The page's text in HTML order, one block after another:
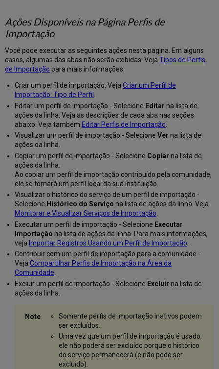
Físico
e/ou
Misto
Operações
de
Acervo:
e/ou
Misto
Criar
um
Perfil
de
Importação:
Exemplos
de
Uso
Exemplo
de
Uso:
Criar
um
Perfil
UNIMARC
Exemplo
de
Uso:
Criar
um
Exemplo
Múltiplos
Ações Disponíveis na Página Perfis de
Importação
Você pode executar as seguintes ações nesta página. Em alguns
casos, algumas das abas não serão exibidas. VejaTipos de Perfis
de Importação para mais informações.
Criar um perfil de importação: Veja Criar um Perfil de
Importação: Tipo de Perfil .
Editar um perfil de importação - Selecione Editar na lista de
ações da linha. Veja as descrições de cada aba nas seções
abaixo: Veja também Editar Perfis de Importação
Visualizar um perfil de importação - Selecione Ver na lista de
ações da linha.
Copiar um perfil de importação - Selecione Copiar na lista de
ações da linha.
Ao copiar um perfil de importação contribuído pela comunidade,
ele se tornará um perfil local da sua instituição.
Visualizar o histórico do serviço de um perfil de importação -
Selecione Histórico do Serviço na lista de ações da linha. Veja
Monitorar e Visualizar Serviços de Importação.
Executar um perfil de importação - Selecione Executar
Importação na lista de ações da linha. Para mais informações,
veja Importar Registros Usando um Perfil de Importação
Contribuir com um perfil de importação para a comunidade -
Veja Compartilhar Perfis de Importação na Área da
Comunidade.
Excluir um perfil de importação - Selecione Excluir na lista de
ações da linha.
Somente perfis de importação inativos podem
ser excluídos.
Uma vez que um perfil de importação é usado,
ele não poderá ser excluído porque o histórico
do serviço permanecerá (e não pode ser
excluído).